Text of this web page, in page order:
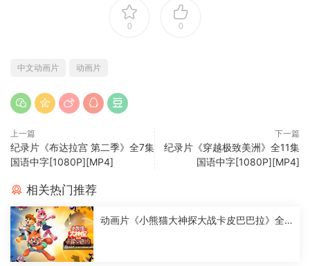
0 0
中文动画片 动画片
上一篇
纪录片《布达拉宫 第二季》全7集
国语中字[1080P][MP4]
下一篇
纪录片《穿越极致美洲》全11集
国语中字[1080P][MP4]
相关热门推荐
动画片《小熊猫大神探大战卡皮巴巴拉》全2